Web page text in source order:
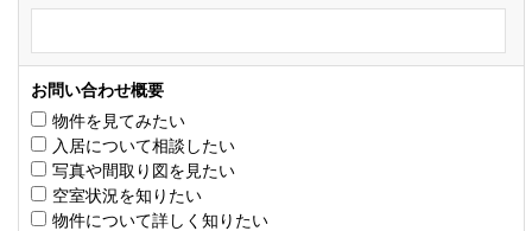
お問い合わせ概要
物件を見てみたい
入居について相談したい
写真や間取り図を見たい
空室状況を知りたい
物件について詳しく知りたい